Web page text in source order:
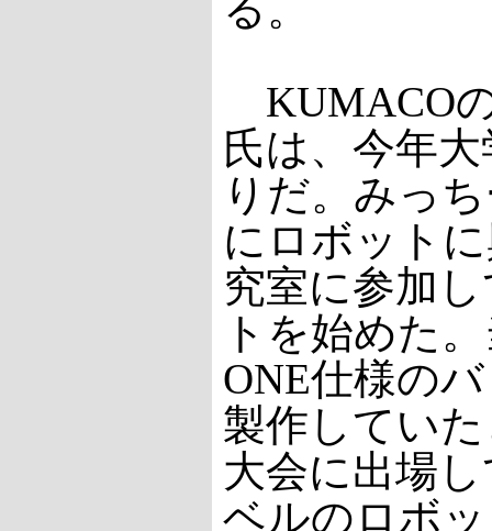
KUMACO
氏は、今年
りだ。みっ
にロボット
究室に参加
トを始めた
ONE仕様の
製作してい
大会に出場
ベルのロボ